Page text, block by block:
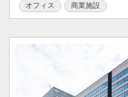
オフィス 商業施設